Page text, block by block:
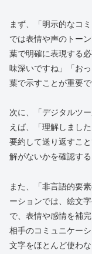
まず、「明示的なコ
では表情や声のトー
葉で明確に表現する
味深いですね」「お
葉で示すことが重要で
次に、「デジタルツ
えば、「理解しまし
要約して送り返すこ
解がないかを確認する
また、「非言語的要
ーションでは、絵文
で、表情や感情を補
相手のコミュニケー
文字をほとんど使わ